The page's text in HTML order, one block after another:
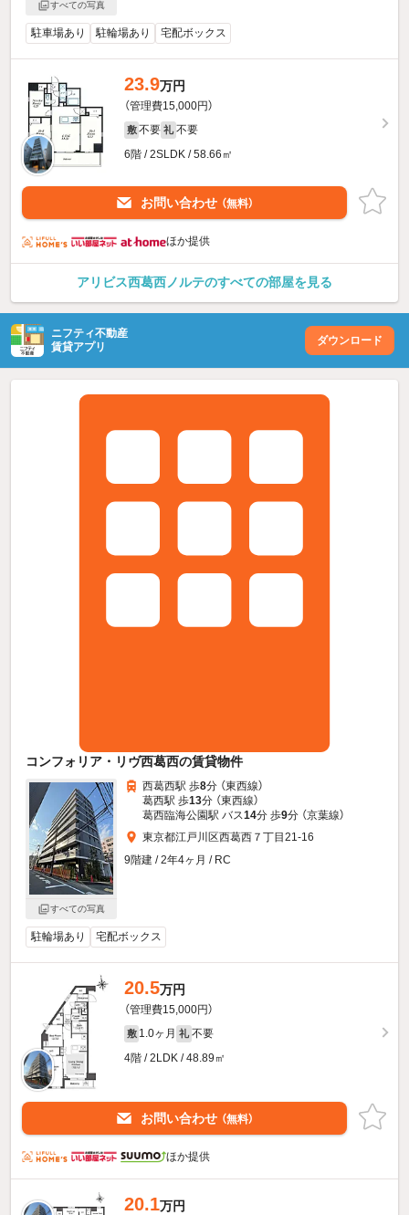
すべての写真
駐車場あり 駐輪場あり 宅配ボックス
23.9万円
（管理費15,000円）
敷 不要 礼 不要
6階 / 2SLDK / 58.66㎡
お問い合わせ （無料）
ほか提供
アリビス西葛西ノルテのすべての部屋を見る
ニフティ不動産
賃貸アプリ
ダウンロード
コンフォリア・リヴ西葛西の賃貸物件
すべての写真
西葛西駅 歩8分 （東西線）
葛西駅 歩13分 （東西線）
葛西臨海公園駅 バス14分 歩9分 （京葉線）
東京都江戸川区西葛西７丁目21-16
9階建 / 2年4ヶ月 / RC
駐輪場あり 宅配ボックス
20.5万円
（管理費15,000円）
敷 1.0ヶ月 礼 不要
4階 / 2LDK / 48.89㎡
お問い合わせ （無料）
ほか提供
20.1万円